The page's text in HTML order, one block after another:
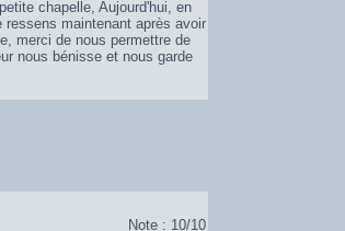
chapelle, Aujourd'hui, en
maintenant après avoir
merci de nous permettre de
nous bénisse et nous garde
Note : 10/10